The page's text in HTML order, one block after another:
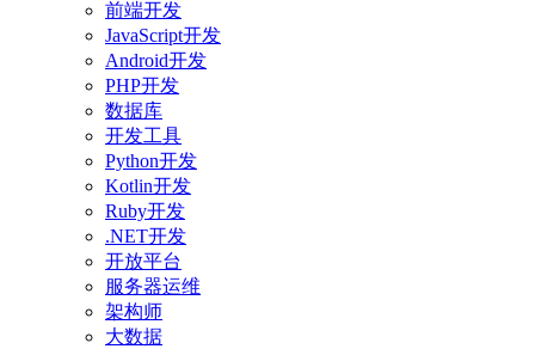
前端开发
JavaScript开发
Android开发
PHP开发
数据库
开发工具
Python开发
Kotlin开发
Ruby开发
.NET开发
开放平台
服务器运维
架构师
大数据